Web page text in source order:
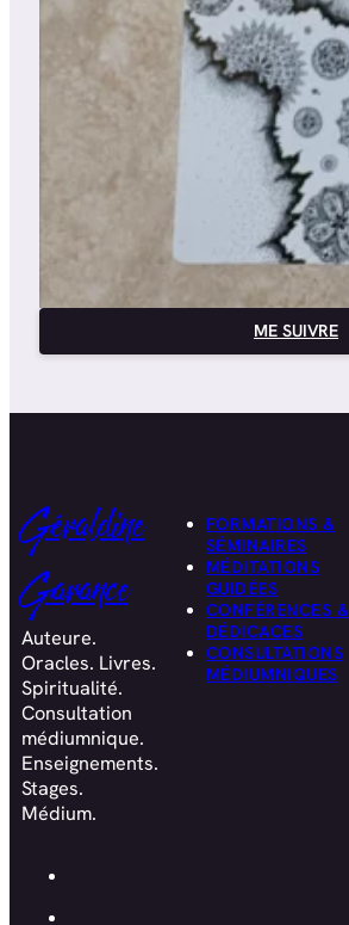
ME SUIVRE
Géraldine
Garance
Auteure.
Oracles. Livres.
Spiritualité.
Consultation
médiumnique.
Enseignements.
Stages.
Médium.
FORMATIONS &
SÉMINAIRES
MÉDITATIONS
GUIDÉES
CONFÉRENCES &
DÉDICACES
CONSULTATIONS
MÉDIUMNIQUES